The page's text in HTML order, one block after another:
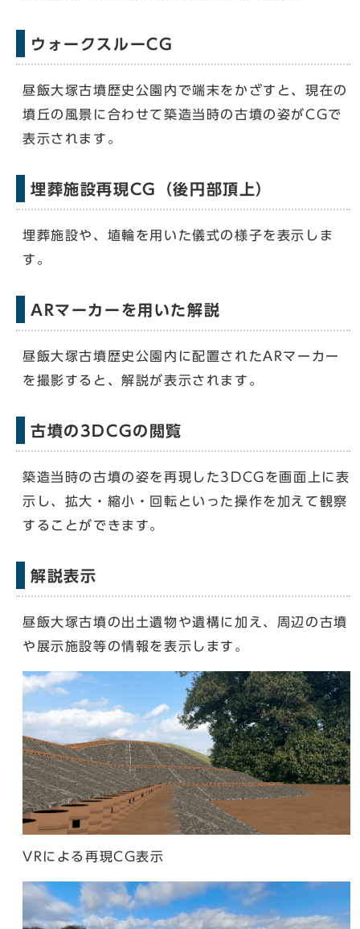
ウォークスルーCG
昼飯大塚古墳歴史公園内で端末をかざすと、現在の
墳丘の風景に合わせて築造当時の古墳の姿がCGで
表示されます。
埋葬施設再現CG（後円部頂上）
埋葬施設や、埴輪を用いた儀式の様子を表示しま
す。
ARマーカーを用いた解説
昼飯大塚古墳歴史公園内に配置されたARマーカー
を撮影すると、解説が表示されます。
古墳の3DCGの閲覧
築造当時の古墳の姿を再現した3DCGを画面上に表
示し、拡大・縮小・回転といった操作を加えて観察
することができます。
解説表示
昼飯大塚古墳の出土遺物や遺構に加え、周辺の古墳
や展示施設等の情報を表示します。
VRによる再現CG表示